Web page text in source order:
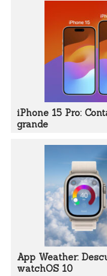
iPhone 15 Pro:
grande
App Weather:
watchOS 10